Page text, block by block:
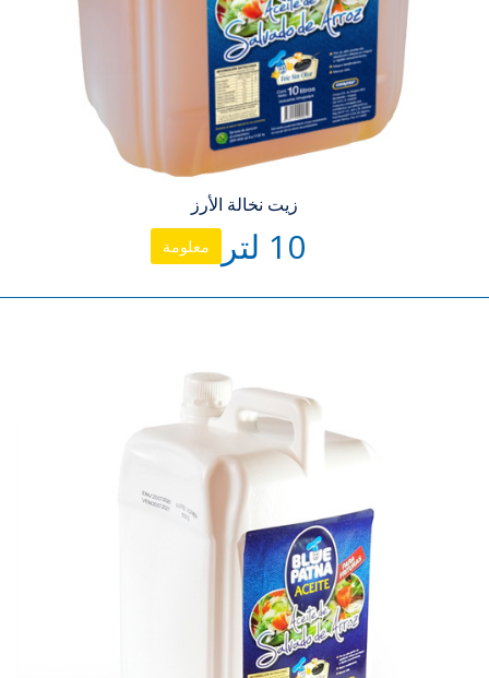
زيت نخالة الأرز
10 لتر معلومة